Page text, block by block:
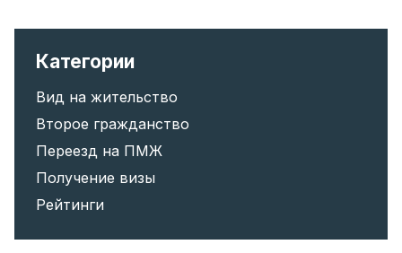
Категории
Вид на жительство
Второе гражданство
Переезд на ПМЖ
Получение визы
Рейтинги